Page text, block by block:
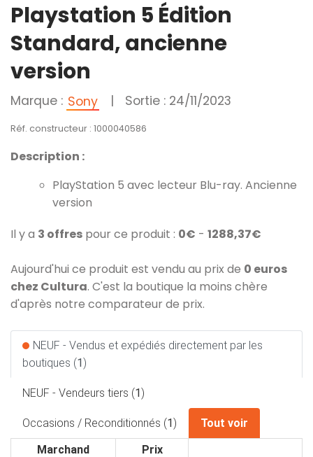
Playstation 5 Édition
Standard, ancienne
version
Marque : Sony | Sortie : 24/11/2023
Réf. constructeur : 1000040586
Description :
PlayStation 5 avec lecteur Blu-ray. Ancienne
version
Il y a 3 offres pour ce produit : 0€ - 1288,37€
Aujourd'hui ce produit est vendu au prix de 0 euros
chez Cultura. C'est la boutique la moins chère
d'après notre comparateur de prix.
NEUF - Vendus et expédiés directement par les
boutiques (1)
NEUF - Vendeurs tiers (1)
Occasions / Reconditionnés (1)
Tout voir
Marchand
Prix